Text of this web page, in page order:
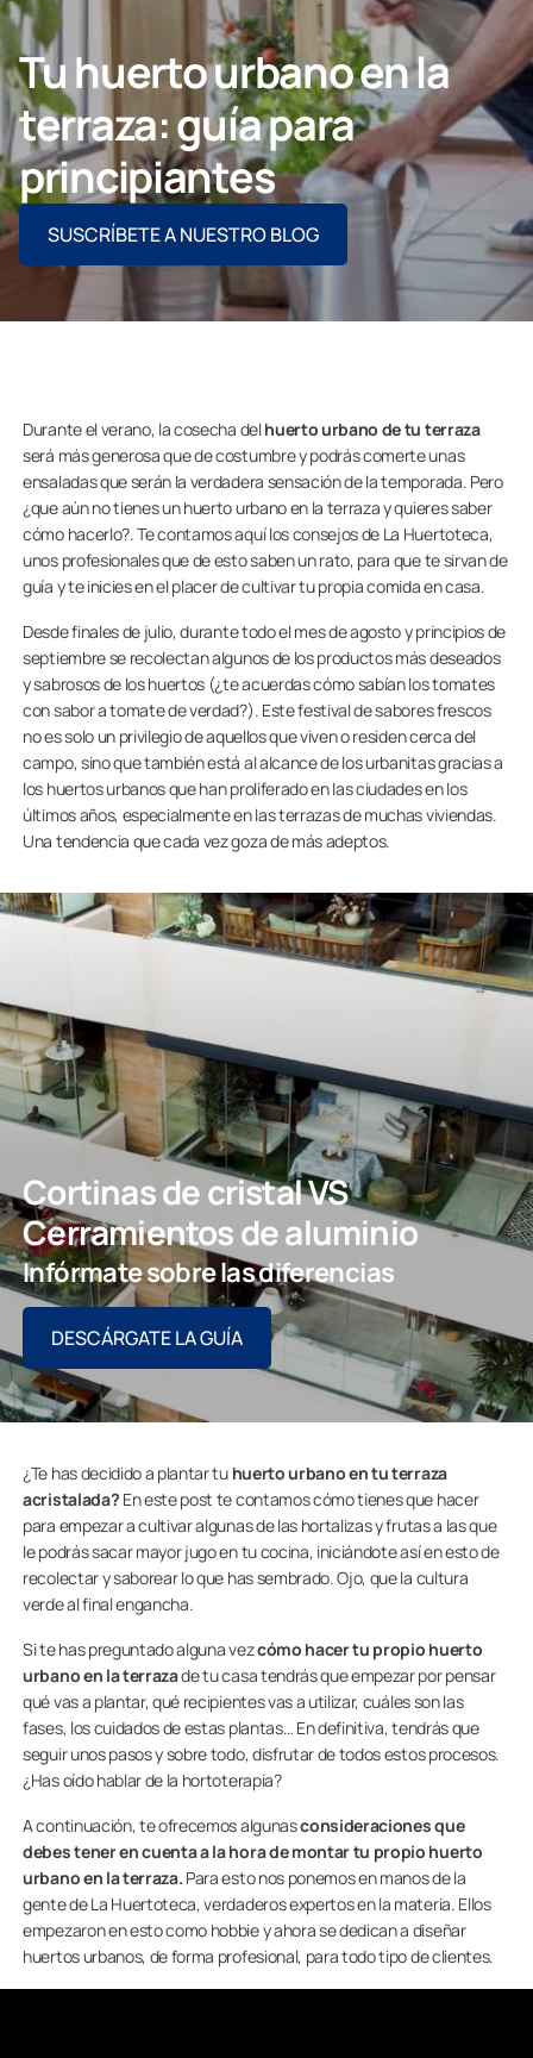
Profesionales
Grupo Lumon
Contacto
PIDE ASESORAMIENTO AQUÍ
Tu huerto urbano en la
terraza: guía para
principiantes
SUSCRÍBETE A NUESTRO BLOG
Durante el verano, la cosecha delhuerto urbano de tu terraza
será más generosa que de costumbre y podrás comerte unas
ensaladas que serán la verdadera sensación de la temporada. Pero
¿que aún no tienes un huerto urbano en la terraza y quieres saber
cómo hacerlo?. Te contamos aquí los consejos de La Huertoteca,
unos profesionales que de esto saben un rato, para que te sirvan de
guía y te inicies en el placer de cultivar tu propia comida en casa.
Desde finales de julio, durante todo el mes de agosto y principios de
septiembre se recolectan algunos de los productos más deseados
y sabrosos de los huertos (¿te acuerdas cómo sabían los tomates
con sabor a tomate de verdad?). Este festival de sabores frescos
no es solo un privilegio de aquellos que viven o residen cerca del
campo, sino que también está al alcance de los urbanitas gracias a
los huertos urbanos que han proliferado en las ciudades en los
últimos años, especialmente en las terrazas de muchas viviendas.
Una tendencia que cada vez goza de más adeptos.
Cortinas de cristal VS
Cerramientos de aluminio
Infórmate sobre las diferencias
DESCÁRGATE LA GUÍA
¿Te has decidido a plantar tu huerto urbano en tu terraza
acristalada? En este post te contamos cómo tienes que hacer
para empezar a cultivar algunas de las hortalizas y frutas a las que
le podrás sacar mayor jugo en tu cocina, iniciándote así en esto de
recolectar y saborear lo que has sembrado. Ojo, que la cultura
verde al final engancha.
Si te has preguntado alguna vezcómo hacer tu propio huerto
urbano en la terrazade tu casa tendrás que empezar por pensar
qué vas a plantar, qué recipientes vas a utilizar, cuáles son las
fases, los cuidados de estas plantas… En definitiva, tendrás que
seguir unos pasos y sobre todo, disfrutar de todos estos procesos.
¿Has oído hablar de la hortoterapia?
A continuación, te ofrecemos algunasconsideraciones que
debes tener en cuenta a la hora de montar tu propio huerto
urbano en la terraza. Para esto nos ponemos en manos de la
gente de La Huertoteca, verdaderos expertos en la materia. Ellos
empezaron en esto como hobbie y ahora se dedican a diseñar
huertos urbanos, de forma profesional, para todo tipo de clientes.